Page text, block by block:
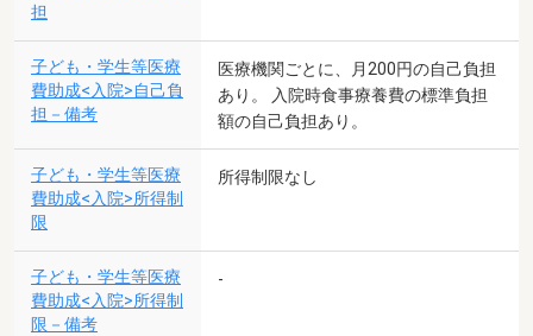
担
子ども・学生等医療
費助成<入院>自己負
担－備考
医療機関ごとに、月200円の自己負担
あり。 入院時食事療養費の標準負担
額の自己負担あり。
子ども・学生等医療
費助成<入院>所得制
限
所得制限なし
子ども・学生等医療
費助成<入院>所得制
限－備考
-